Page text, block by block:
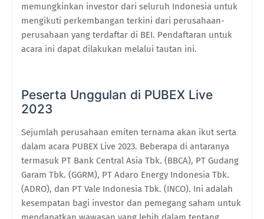
memungkinkan investor dari seluruh Indonesia untuk
mengikuti perkembangan terkini dari perusahaan-
perusahaan yang terdaftar di BEI. Pendaftaran untuk
acara ini dapat dilakukan melalui tautan ini.
Peserta Unggulan di PUBEX Live
2023
Sejumlah perusahaan emiten ternama akan ikut serta
dalam acara PUBEX Live 2023. Beberapa di antaranya
termasuk PT Bank Central Asia Tbk. (BBCA), PT Gudang
Garam Tbk. (GGRM), PT Adaro Energy Indonesia Tbk.
(ADRO), dan PT Vale Indonesia Tbk. (INCO). Ini adalah
kesempatan bagi investor dan pemegang saham untuk